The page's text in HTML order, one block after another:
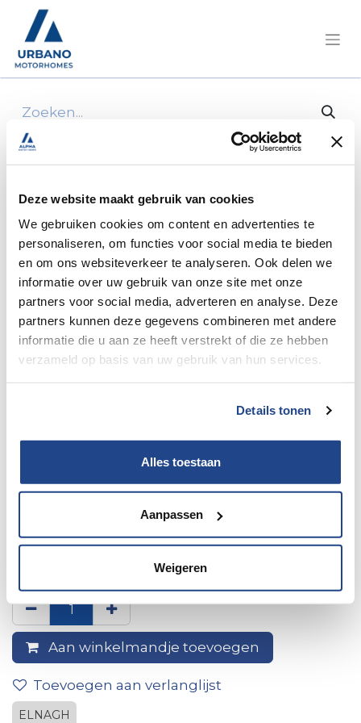
Deze website maakt gebruik van cookies
We gebruiken cookies om content en advertenties te
personaliseren, om functies voor social media te bieden
en om ons websiteverkeer te analyseren. Ook delen we
informatie over uw gebruik van onze site met onze
partners voor social media, adverteren en analyse. Deze
partners kunnen deze gegevens combineren met andere
informatie die u aan ze heeft verstrekt of die ze hebben
verzameld op basis van uw gebruik van hun services.
Details tonen
Alles toestaan
Aanpassen
Weigeren
Alle producten
Achterbumper centraal prince 2007
Achterbumper centraal prince
2007
Aan winkelmandje toevoegen
Toevoegen aan verlanglijst
ELNAGH